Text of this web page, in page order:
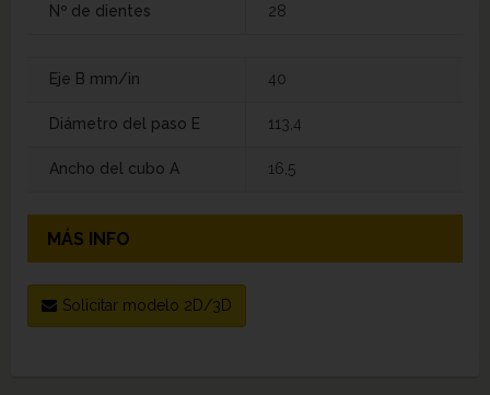
Nº de dientes 28
Eje B mm/in 40
Diámetro del paso E 113,4
Ancho del cubo A 16,5
MÁS INFO
Solicitar modelo 2D/3D